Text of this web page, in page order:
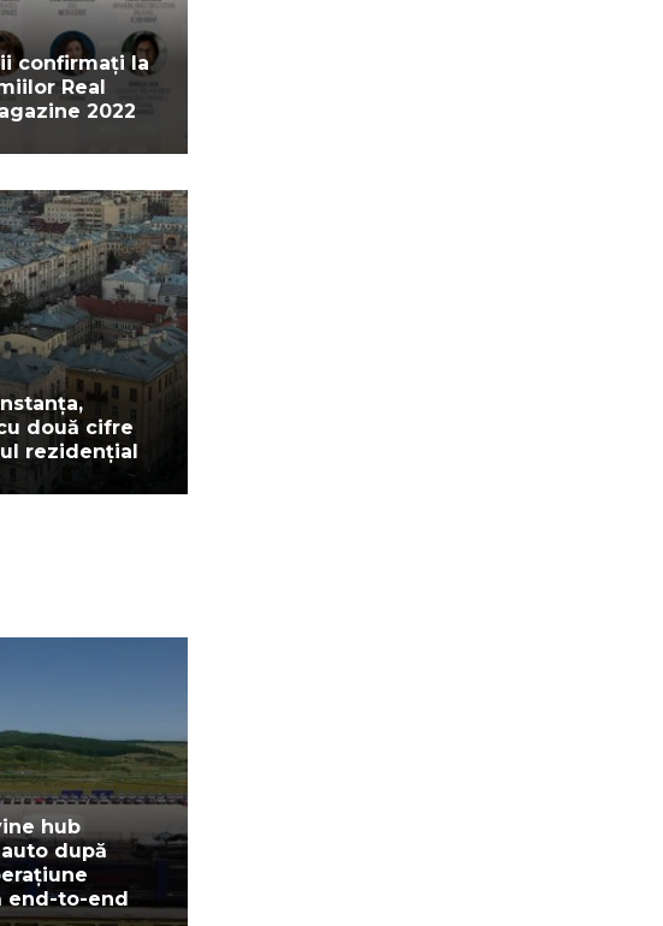
confirmați la
Real
2022
două cifre
rezidențial
hub
după
end-to-end